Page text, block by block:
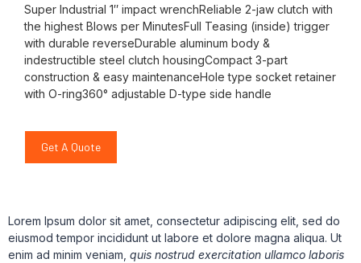
Super Industrial 1″ impact wrenchReliable 2-jaw clutch with
the highest Blows per MinutesFull Teasing (inside) trigger
with durable reverseDurable aluminum body &
indestructible steel clutch housingCompact 3-part
construction & easy maintenanceHole type socket retainer
with O-ring360° adjustable D-type side handle
Get A Quote
Lorem Ipsum dolor sit amet, consectetur adipiscing elit, sed do
eiusmod tempor incididunt ut labore et dolore magna aliqua. Ut
enim ad minim veniam, quis nostrud exercitation ullamco laboris